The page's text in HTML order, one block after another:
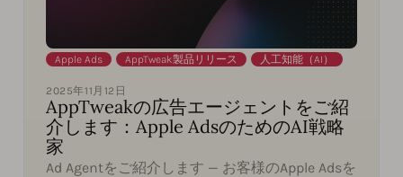
Apple Ads AppTweak製品リリース 人工知能（AI）
2025年11月12日
AppTweakの広告エージェントをご紹
介します：Apple AdsのためのAI戦略
家
Ad Agentをご紹介します — お客様のApple Adsを